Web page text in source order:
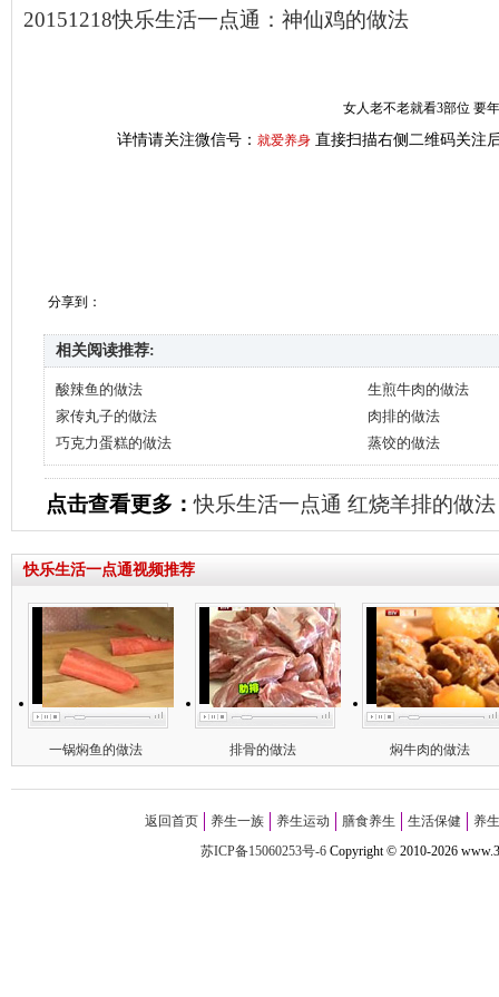
20151218快乐生活一点通：神仙鸡的做法
女人老不老就看3部位 要
详情请关注微信号： 就爱养身 直接扫描右侧二维码关注
分享到：
相关阅读推荐:
酸辣鱼的做法
生煎牛肉的做法
家传丸子的做法
肉排的做法
巧克力蛋糕的做法
蒸饺的做法
点击查看更多：快乐生活一点通 红烧羊排的做法
快乐生活一点通视频推荐
一锅焖鱼的做法 排骨的做法 焖牛肉的做法
返回首页 养生一族 养生运动 膳食养生 生活保健
养
苏ICP备15060253号-6Copyright©2010-2026